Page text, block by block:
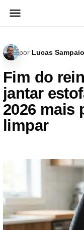
para
por Lucas Sampaio
Fim do
jantar
2026 mais
limpar